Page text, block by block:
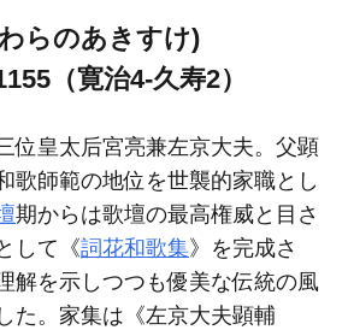
らのあきすけ)
（寛治4-久寿2）
位皇太后宮亮兼左京大夫。父顕
歌師範の地位を世襲的家職とし
期からは歌壇の最高権威と目さ
して《詞花和歌集》を完成さ
解を示しつつも優美な伝統の風
た。家集は《左京大夫顕輔